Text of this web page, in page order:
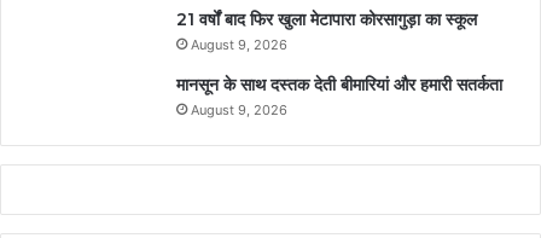
21 वर्षों बाद फिर खुला मेटापारा कोरसागुड़ा का स्कूल
August 9, 2026
मानसून के साथ दस्तक देती बीमारियां और हमारी सतर्कता
August 9, 2026